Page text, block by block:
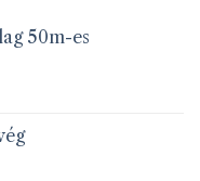
50m-es
Ft